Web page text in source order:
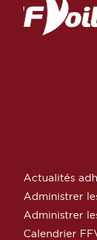
Actualités
Administrer
Administrer
Calendrier